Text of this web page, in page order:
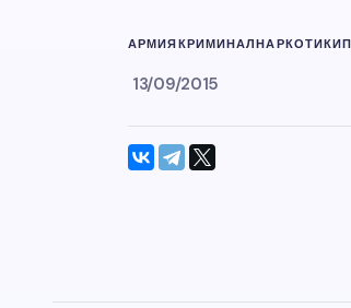
АРМИЯКРИМИНАЛНАРКОТИКИ
13/09/2015